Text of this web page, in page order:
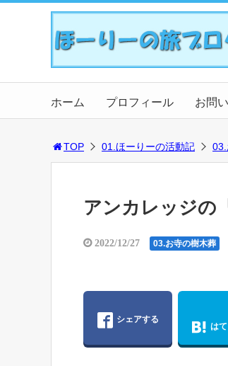
ホーム プロフィール お問
TOP 01.ほーりーの活動記
アンカレッジの
2022/12/27 03.お寺の樹木葬
シェアする
は